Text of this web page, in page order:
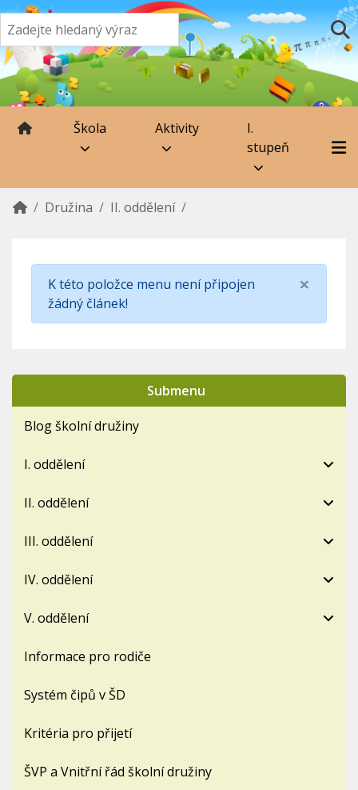
Škola Aktivity
I.
stupeň
Družina II. oddělení
×
K této položce menu není připojen
žádný článek!
Submenu
Blog školní družiny
I. oddělení
II. oddělení
III. oddělení
IV. oddělení
V. oddělení
Informace pro rodiče
Systém čipů v ŠD
Kritéria pro přijetí
ŠVP a Vnitřní řád školní družiny